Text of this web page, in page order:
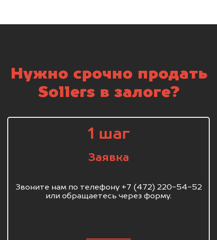
Нужно срочно продать
Sollers в залоге?
1 шаг
Заявка
Звоните нам по телефону +7 (472) 220-54-52
или обращаетесь через форму.